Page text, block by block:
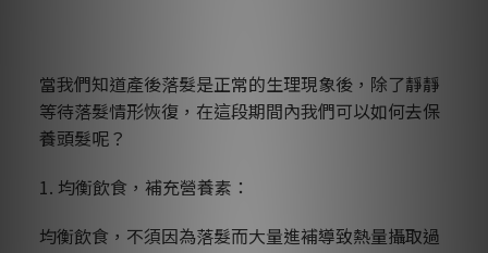
當我們知道產後落髮是正常的生理現象後，除了靜靜
等待落髮情形恢復，在這段期間內我們可以如何去保
養頭髮呢？
1. 均衡飲食，補充營養素：
均衡飲食，不須因為落髮而大量進補導致熱量攝取過